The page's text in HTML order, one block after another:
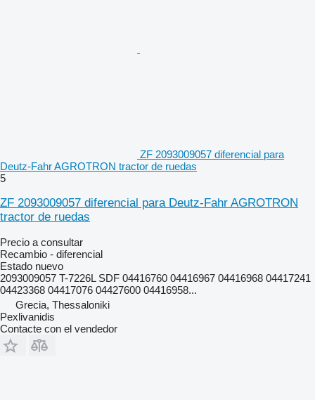
ZF 2093009057 diferencial para
Deutz-Fahr AGROTRON tractor de ruedas
5
ZF 2093009057 diferencial para Deutz-Fahr AGROTRON
tractor de ruedas
Precio a consultar
Recambio - diferencial
Estado nuevo
2093009057 T-7226L SDF 04416760 04416967 04416968 04417241
04423368 04417076 04427600 04416958...
Grecia, Thessaloniki
Pexlivanidis
Contacte con el vendedor